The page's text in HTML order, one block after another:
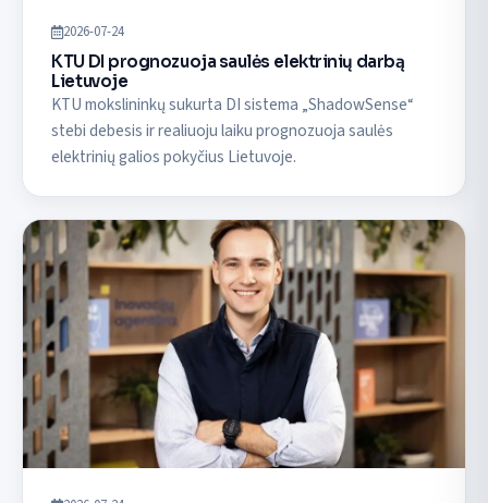
2026-07-24
KTU DI prognozuoja saulės elektrinių darbą
Lietuvoje
KTU mokslininkų sukurta DI sistema „ShadowSense“
stebi debesis ir realiuoju laiku prognozuoja saulės
elektrinių galios pokyčius Lietuvoje.